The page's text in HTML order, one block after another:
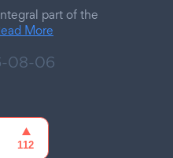
part of the
More
08-06